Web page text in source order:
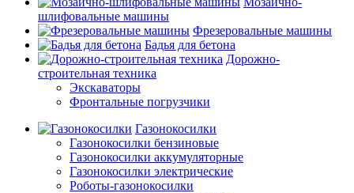
шлифовальные машины
Фрезеровальные машины
Бадья для бетона
Дорожно-
строительная техника
Экскаваторы
Фронтальные погрузчики
Газонокосилки
Газонокосилки бензиновые
Газонокосилки аккумуляторные
Газонокосилки электрические
Роботы-газонокосилки